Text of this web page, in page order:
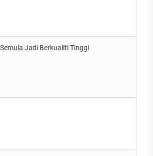
Jadi Berkualiti Tinggi